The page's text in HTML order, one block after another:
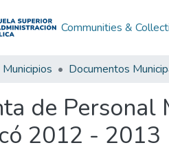
Communities &
Municipios Documentos
de
2012 - 2013